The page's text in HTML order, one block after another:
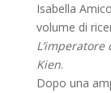
Isabella
volume di
Kien.
Dopo una